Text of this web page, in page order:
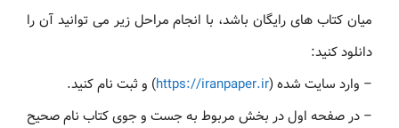
میان کتاب های رایگان باشد، با انجام مراحل زیر می توانید آن را
دانلود کنید:
– وارد سایت شده (https://iranpaper.ir) و ثبت نام کنید.
– در صفحه اول در بخش مربوط به جست و جوی کتاب نام صحیح